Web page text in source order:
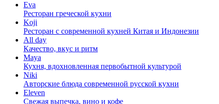
Eva
Ресторан греческой кухни
Koji
Ресторан с cовременной кухней Китая и Индонезии
All day
Качество, вкус и ритм
Maya
Кухня, вдохновленная первобытной культурой
Niki
Авторские блюда современной русской кухни
Eleven
Свежая выпечка, вино и кофе